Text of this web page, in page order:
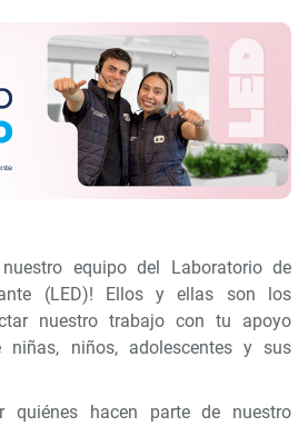
equipo del Laboratorio de
(LED)! Ellos y ellas son los
nuestro trabajo con tu apoyo
niños, adolescentes y sus
quiénes hacen parte de nuestro